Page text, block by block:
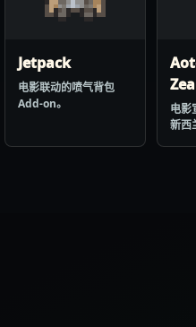
Jetpack
电影联动的喷气背包
Add-on。
电影
新西